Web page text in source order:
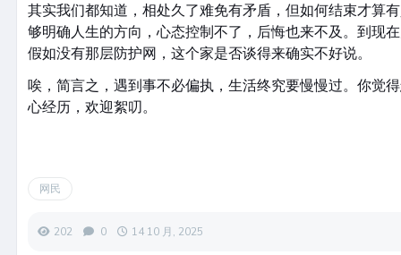
其实我们都知道，相处久了难免有矛盾，但如何结束才算
够明确人生的方向，心态控制不了，后悔也来不及。到现
假如没有那层防护网，这个家是否谈得来确实不好说。
唉，简言之，遇到事不必偏执，生活终究要慢慢过。你觉
心经历，欢迎絮叨。
网民
202 0 14 10 月, 2025